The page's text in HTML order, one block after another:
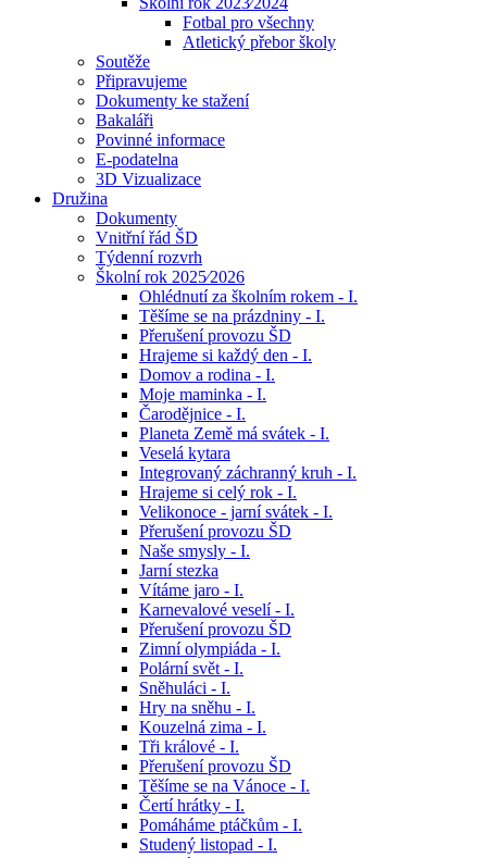
Fotbal pro všechny
Atletický přebor školy
Soutěže
Připravujeme
Dokumenty ke stažení
Bakaláři
Povinné informace
E-podatelna
3D Vizualizace
Družina
Dokumenty
Vnitřní řád ŠD
Týdenní rozvrh
Školní rok 2025⁄2026
Ohlédnutí za školním rokem - I.
Těšíme se na prázdniny - I.
Přerušení provozu ŠD
Hrajeme si každý den - I.
Domov a rodina - I.
Moje maminka - I.
Čarodějnice - I.
Planeta Země má svátek - I.
Veselá kytara
Integrovaný záchranný kruh - I.
Hrajeme si celý rok - I.
Velikonoce - jarní svátek - I.
Přerušení provozu ŠD
Naše smysly - I.
Jarní stezka
Vítáme jaro - I.
Karnevalové veselí - I.
Přerušení provozu ŠD
Zimní olympiáda - I.
Polární svět - I.
Sněhuláci - I.
Hry na sněhu - I.
Kouzelná zima - I.
Tři králové - I.
Přerušení provozu ŠD
Těšíme se na Vánoce - I.
Čertí hrátky - I.
Pomáháme ptáčkům - I.
Studený listopad - I.